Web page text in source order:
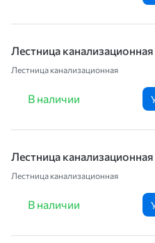
Лестница
Лестница канализационная
В наличии
Лестница
Лестница канализационная
В наличии